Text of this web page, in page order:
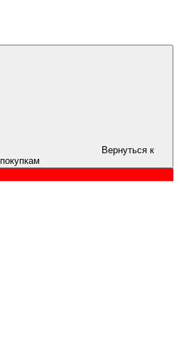
Вернуться к
покупкам